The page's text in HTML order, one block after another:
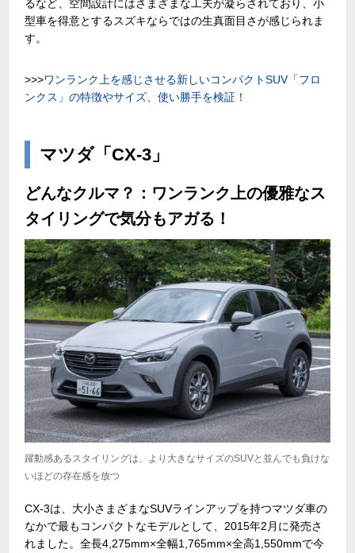
るなど、空間設計にはさまざまな工夫が凝らされており、小
型車を得意とするスズキならではの生真面目さが感じられま
す。
>>>ワンランク上を感じさせる新しいコンパクトSUV「フロ
ンクス」の特徴やサイズ、使い勝手を検証！
マツダ「CX-3」
どんなクルマ？：ワンランク上の優雅なス
タイリングで気分もアガる！
躍動感あるスタイリングは、より大きなサイズのSUVと並んでも負けな
いほどの存在感を放つ
CX-3は、大小さまざまなSUVラインアップを持つマツダ車の
なかで最もコンパクトなモデルとして、 2015年2 月に発売さ
れました。全長4,275mm×全幅1,765mm×全高1,550mmで今